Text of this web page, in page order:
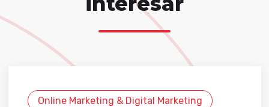
Online Marketing & Digital Marketing